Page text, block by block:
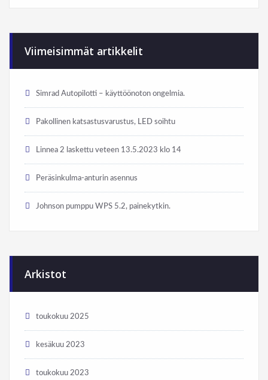
Viimeisimmät artikkelit
Simrad Autopilotti – käyttöönoton ongelmia.
Pakollinen katsastusvarustus, LED soihtu
Linnea 2 laskettu veteen 13.5.2023 klo 14
Peräsinkulma-anturin asennus
Johnson pumppu WPS 5.2, painekytkin.
Arkistot
toukokuu 2025
kesäkuu 2023
toukokuu 2023